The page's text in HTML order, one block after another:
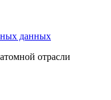
данных
отрасли